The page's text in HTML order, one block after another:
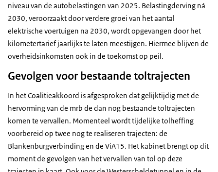
niveau van de autobelastingen van 2025. Belastingderving ná
2030, veroorzaakt door verdere groei van het aantal
elektrische voertuigen na 2030, wordt opgevangen door het
kilometertarief jaarlijks te laten meestijgen. Hiermee blijven de
overheidsinkomsten ook in de toekomst op peil.
Gevolgen voor bestaande toltrajecten
In het Coalitieakkoord is afgesproken dat gelijktijdig met de
hervorming van de mrb de dan nog bestaande toltrajecten
komen te vervallen. Momenteel wordt tijdelijke tolheffing
voorbereid op twee nog te realiseren trajecten: de
Blankenburgverbinding en de ViA15. Het kabinet brengt op dit
moment de gevolgen van het vervallen van tol op deze